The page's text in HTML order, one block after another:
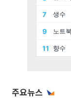
주요뉴스